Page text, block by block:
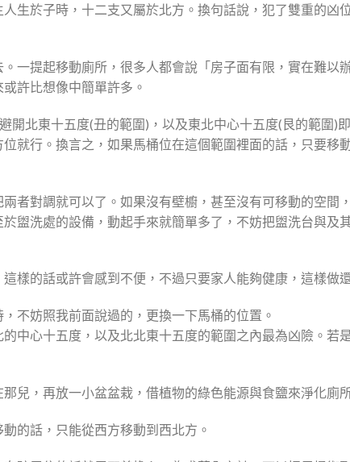
生於子時，十二支又屬於北方。換句話說，犯了雙重的凶
一提起移動廁所，很多人都會說「房子面有限，實在難以
許比想像中簡單許多。
開北東十五度(丑的範圍)，以及東北中心十五度(艮的範圍)
就行。換言之，如果馬桶位在這個範圍裡面的話，只要移
者對調就可以了。如果沒有壁櫥，甚至沒有可移動的空間
盥洗處的設備，動起手來就簡單多了，不妨把盥洗台與及
樣的話或許會感到不便，不過只要家人能夠健康，這樣做
不妨照我前面說過的，更換一下馬桶的位置。
中心十五度，以及北北東十五度的範圍之內最為凶險。若
兒，再放一小盆盆栽，借植物的綠色能源與食鹽來淨化廁
的話，只能從西方移動到西北方。